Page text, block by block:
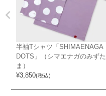
半袖Tシャツ「SHIMAENAGA
DOTS」（シマエナガのみずた
ま）
¥3,850(税込)